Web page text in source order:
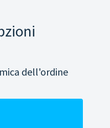
dell'ordine